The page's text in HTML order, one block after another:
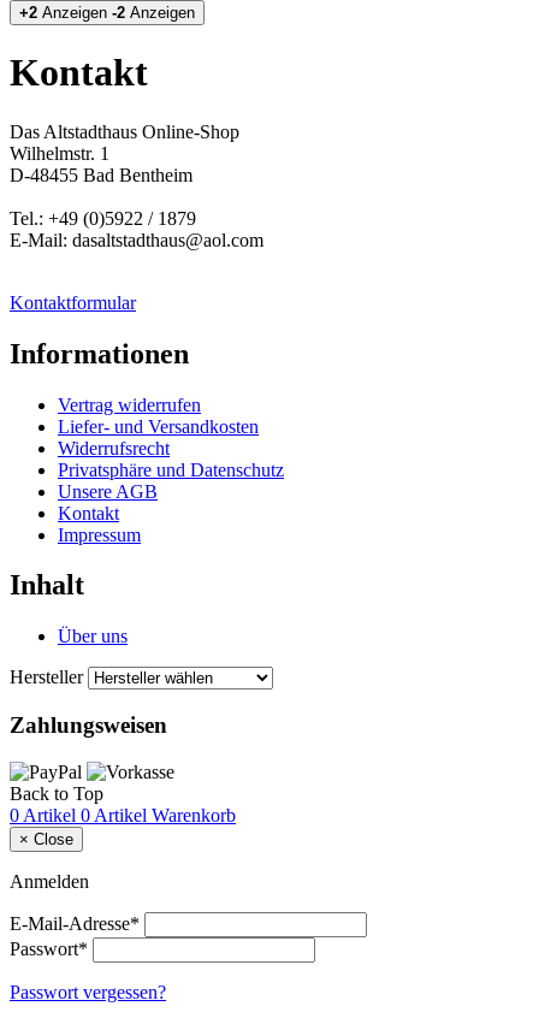
+2 Anzeigen -2 Anzeigen
Kontakt
Das Altstadthaus Online-Shop
Wilhelmstr. 1
D-48455 Bad Bentheim
Tel.: +49 (0)5922 / 1879
E-Mail: dasaltstadthaus@aol.com
Kontaktformular
Informationen
Vertrag widerrufen
Liefer- und Versandkosten
Widerrufsrecht
Privatsphäre und Datenschutz
Unsere AGB
Kontakt
Impressum
Inhalt
Über uns
Hersteller
Zahlungsweisen
Back to Top
0 Artikel 0 Artikel Warenkorb
× Close
Anmelden
E-Mail-Adresse*
Passwort*
Passwort vergessen?